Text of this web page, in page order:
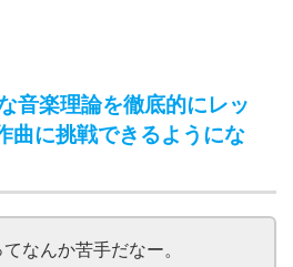
音楽理論を徹底的にレッ
曲に挑戦できるようにな
なんか苦手だなー。